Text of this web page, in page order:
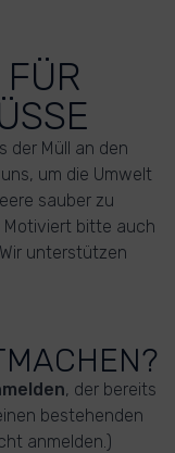
der Müll an den
um die Umwelt
sauber zu
Motiviert bitte auch
unterstützen
, der bereits
bestehenden
anmelden.)